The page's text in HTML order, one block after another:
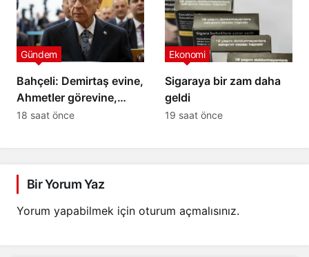
Bahçeli: Demirtaş evine,
Ahmetler görevine,
Öcalan umut hakkına
Gündem
18 saat önce
Sigaraya bir zam daha
geldi
Ekonomi
19 saat önce
Bir Yorum Yaz
Yorum yapabilmek için oturum açmalısınız.